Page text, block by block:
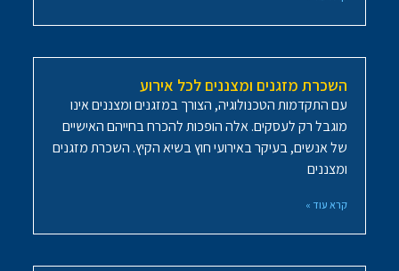
השכרת מזגנים ומצננים לכל אירוע​
עם התקדמות הטכנולוגיה, הצורך במזגנים ומצננים אינו
מוגבל רק לעסקים. אלה הופכות להכרח בחייהם האישיים
של אנשים, בעיקר באירועי חוץ בשיא הקיץ. השכרת מזגנים
ומצננים
קרא עוד »